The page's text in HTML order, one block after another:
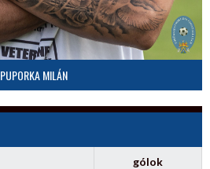
PUPORKA MILÁN
gólok